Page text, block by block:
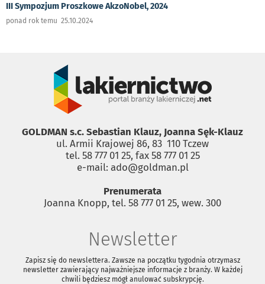
III Sympozjum Proszkowe AkzoNobel, 2024
ponad rok temu 25.10.2024
GOLDMAN s.c. Sebastian Klauz, Joanna Sęk-Klauz
ul. Armii Krajowej 86, 83 ­ 110 Tczew
tel. 58 777 01 25, fax 58 777 01 25
e-mail: ado@goldman.pl
Prenumerata
Joanna Knopp, tel. 58 777 01 25, wew. 300
Newsletter
Zapisz się do newslettera. Zawsze na początku tygodnia otrzymasz
newsletter zawierający najważniejsze informacje z branży. W każdej
chwili będziesz mógł anulować subskrypcję.